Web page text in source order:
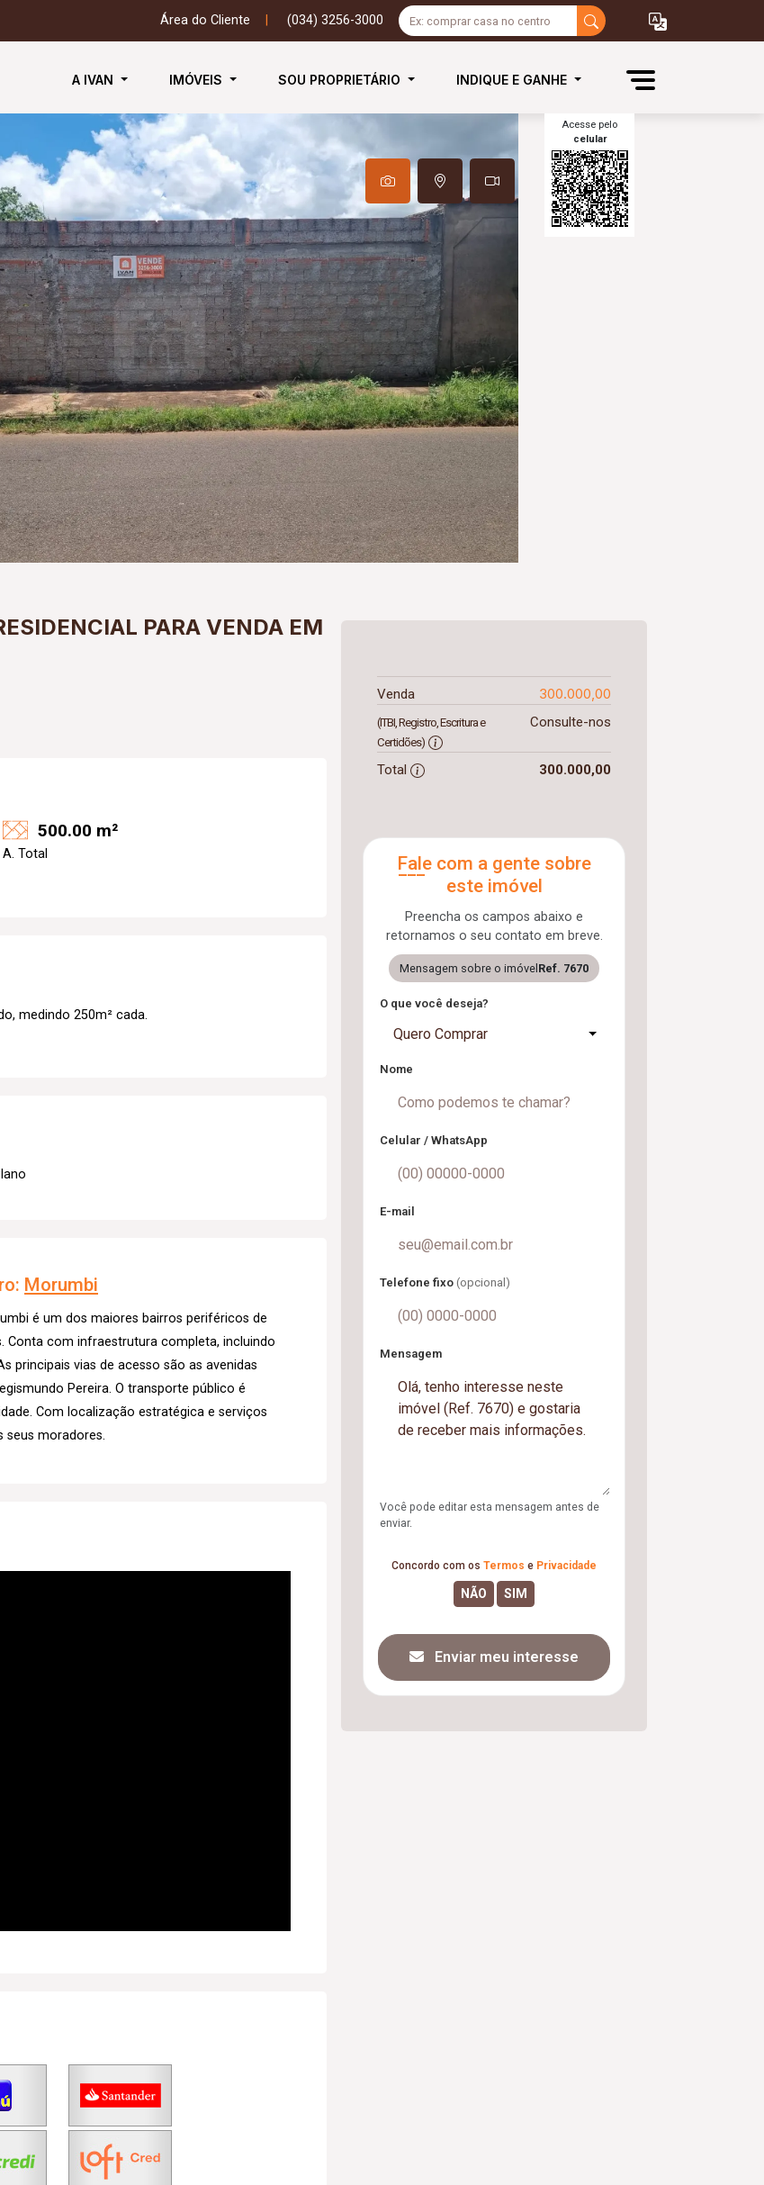
Área do Cliente (034) 3256-3000
A IVAN IMÓVEIS SOU PROPRIETÁRIO INDIQUE E GANHE
Acesse pelo
celular
PARA VENDA EM
500.00 m²
A. Total
medindo 250m² cada.
Morumbi
é um dos maiores bairros periféricos de
Conta com infraestrutura completa, incluindo
principais vias de acesso são as avenidas
Pereira. O transporte público é
Com localização estratégica e serviços
seus moradores.
Venda 300.000,00
(ITBI, Registro, Escritura e
Certidões)
Consulte-nos
Total 300.000,00
Fale com a gente sobre
este imóvel
Preencha os campos abaixo e
retornamos o seu contato em breve.
Mensagem sobre o imóvel Ref. 7670
O que você deseja?
Quero Comprar
Nome
Celular / WhatsApp
E-mail
Telefone fixo (opcional)
Mensagem
Você pode editar esta mensagem antes de
enviar.
Concordo com os Termos e Privacidade
Enviar meu interesse